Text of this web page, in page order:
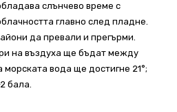
слънчево време с
главно след пладне.
да превали и прегърми.
на въздуха ще бъдат между
морската вода ще достигне 21°;
бала.